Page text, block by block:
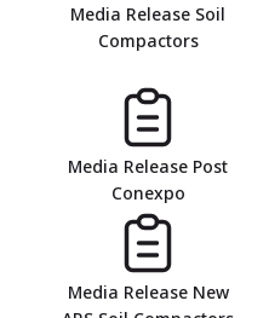
Media Release Soil
Compactors
Media Release Post
Conexpo
Media Release New